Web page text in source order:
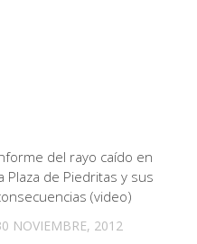
del rayo caído en
Plaza de Piedritas y sus
(video)
NOVIEMBRE, 2012